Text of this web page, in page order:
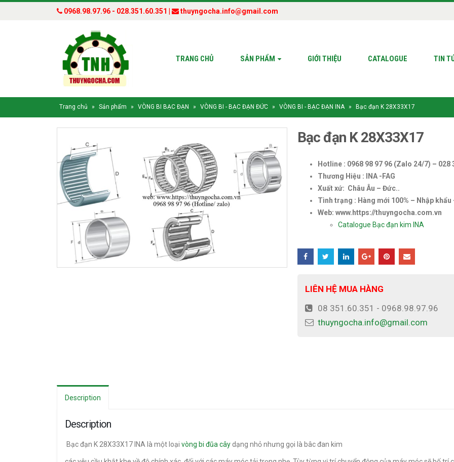
0968.98.97.96 - 028.351.60.351 | thuyngocha.info@gmail.com
TRANG CHỦ SẢN PHẨM GIỚI THIỆU CATALOGUE TIN
Trang chủ » Sản phẩm » VÒNG BI BẠC ĐẠN » VÒNG BI - BẠC ĐẠN ĐỨC » VÒNG BI - BẠC ĐẠN INA » Bạc đạn K 28X33X17
Bạc đạn K 28X33X17
Hotline : 0968 98 97 96 (Zalo 24/7) – 028
Thương Hiệu : INA -FAG
Xuất xứ: Châu Âu – Đức..
Tình trạng : Hàng mới 100% – Nhập khẩu
Web: www.https://thuyngocha.com.vn
Catalogue Bạc đạn kim INA
LIÊN HỆ MUA HÀNG
08 351.60.351 - 0968.98.97.96
thuyngocha.info@gmail.com
Description
Description
Bạc đạn K 28X33X17 INA là một loại vòng bi đũa cây dạng nhỏ nhưng gọi là bâc đan kim